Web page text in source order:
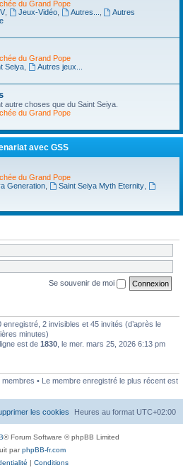
du Grand Pope
, Jeux-Vidéo, Autres...
Autres
du Grand Pope
Seiya,
Autres jeux...
autre choses que du Saint Seiya.
du Grand Pope
avec GSS
du Grand Pope
Generation, Saint Seiya Myth Eternity,
Se souvenir de moi
enregistré, 2 invisibles et 45 invités (d’après le
minutes)
est de 1830 , le mer. mars 25, 2026 6:13 pm
membres • Le membre enregistré le plus récent est
Heures au format UTC+02:00
les cookies
® Forum Software © phpBB Limited
parphpBB-fr.com
| Conditions